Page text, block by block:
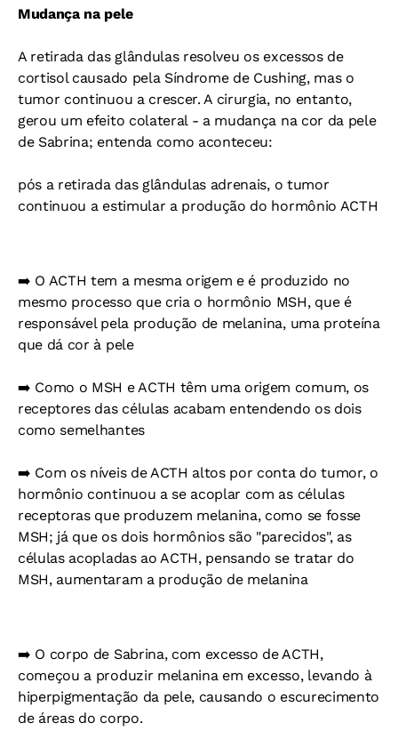
Mudança na pele
A retirada das glândulas resolveu os excessos de
cortisol causado pela Síndrome de Cushing, mas o
tumor continuou a crescer. A cirurgia, no entanto,
gerou um efeito colateral - a mudança na cor da pele
de Sabrina; entenda como aconteceu:
pós a retirada das glândulas adrenais, o tumor
continuou a estimular a produção do hormônio ACTH
➡️ O ACTH tem a mesma origem e é produzido no
mesmo processo que cria o hormônio MSH, que é
responsável pela produção de melanina, uma proteína
que dá cor à pele
➡️ Como o MSH e ACTH têm uma origem comum, os
receptores das células acabam entendendo os dois
como semelhantes
➡️ Com os níveis de ACTH altos por conta do tumor, o
hormônio continuou a se acoplar com as células
receptoras que produzem melanina, como se fosse
MSH; já que os dois hormônios são "parecidos", as
células acopladas ao ACTH, pensando se tratar do
MSH, aumentaram a produção de melanina
➡️ O corpo de Sabrina, com excesso de ACTH,
começou a produzir melanina em excesso, levando à
hiperpigmentação da pele, causando o escurecimento
de áreas do corpo.